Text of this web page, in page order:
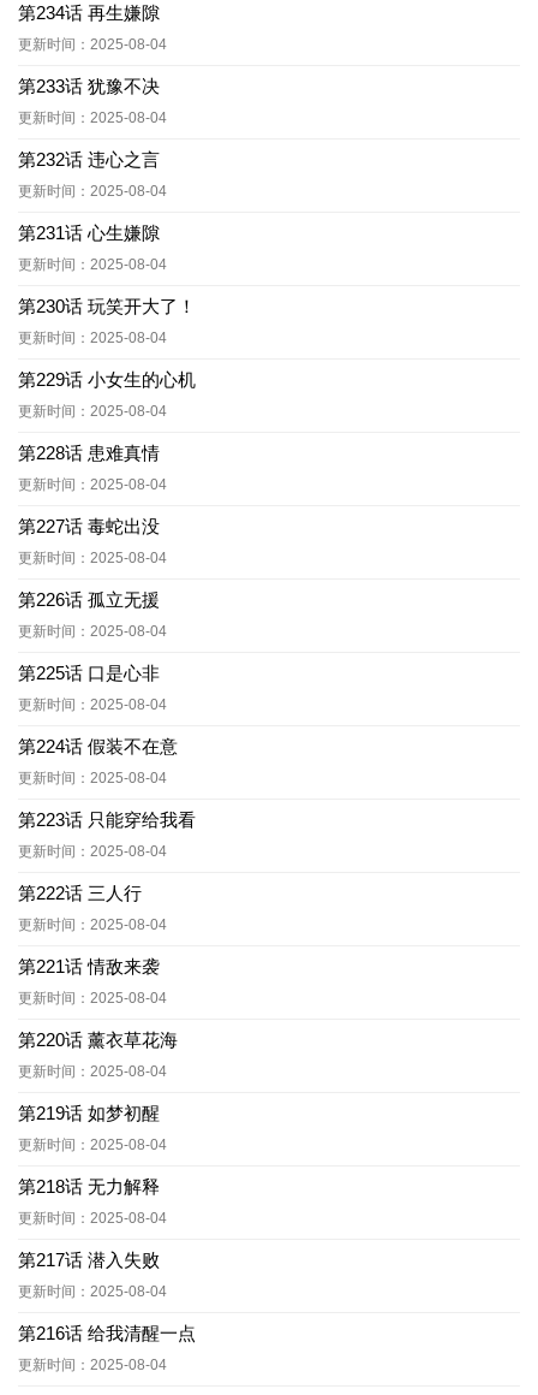
第234话 再生嫌隙
更新时间：2025-08-04
第233话 犹豫不决
更新时间：2025-08-04
第232话 违心之言
更新时间：2025-08-04
第231话 心生嫌隙
更新时间：2025-08-04
第230话 玩笑开大了！
更新时间：2025-08-04
第229话 小女生的心机
更新时间：2025-08-04
第228话 患难真情
更新时间：2025-08-04
第227话 毒蛇出没
更新时间：2025-08-04
第226话 孤立无援
更新时间：2025-08-04
第225话 口是心非
更新时间：2025-08-04
第224话 假装不在意
更新时间：2025-08-04
第223话 只能穿给我看
更新时间：2025-08-04
第222话 三人行
更新时间：2025-08-04
第221话 情敌来袭
更新时间：2025-08-04
第220话 薰衣草花海
更新时间：2025-08-04
第219话 如梦初醒
更新时间：2025-08-04
第218话 无力解释
更新时间：2025-08-04
第217话 潜入失败
更新时间：2025-08-04
第216话 给我清醒一点
更新时间：2025-08-04